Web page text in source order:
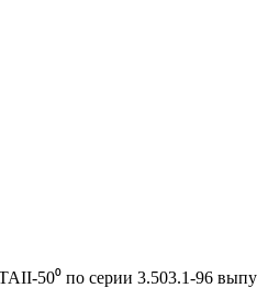
по серии 3.503.1-96